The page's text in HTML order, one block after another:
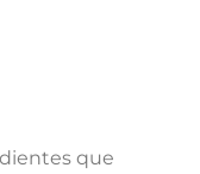
que